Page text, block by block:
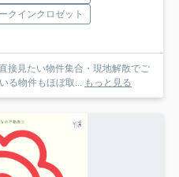
クインクロゼット
接見たい物件集合・現地解散でご
る物件もほぼ取...
もっと見る